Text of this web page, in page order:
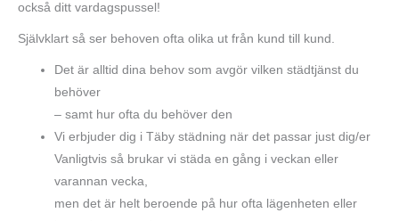
också ditt vardagspussel!
Självklart så ser behoven ofta olika ut från kund till kund.
Det är alltid dina behov som avgör vilken städtjänst du
behöver
– samt hur ofta du behöver den
Vi erbjuder dig i Täby städning när det passar just dig/er
Vanligtvis så brukar vi städa en gång i veckan eller
varannan vecka,
men det är helt beroende på hur ofta lägenheten eller